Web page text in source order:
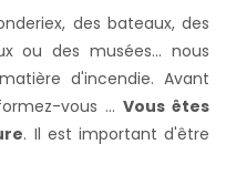
des bateaux, des
ou des musées... nous
d'incendie. Avant
vous ... Vous êtes
. Il est important d'être